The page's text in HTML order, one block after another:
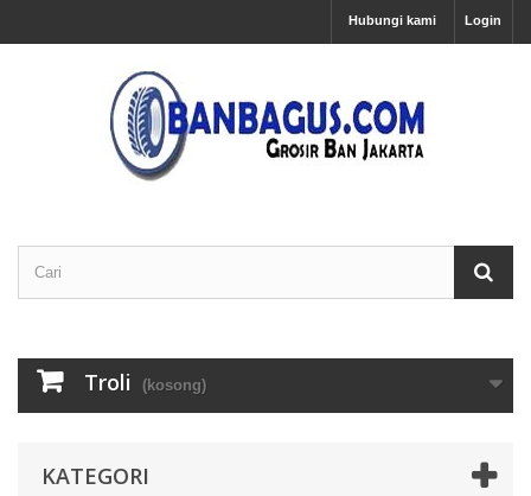
Login
Hubungi kami
Troli (kosong)
KATEGORI